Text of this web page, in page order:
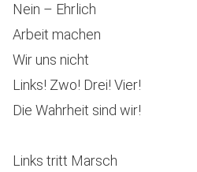
Nein – Ehrlich
Arbeit machen
Wir uns nicht
Links! Zwo! Drei! Vier!
Die Wahrheit sind wir!
Links tritt Marsch